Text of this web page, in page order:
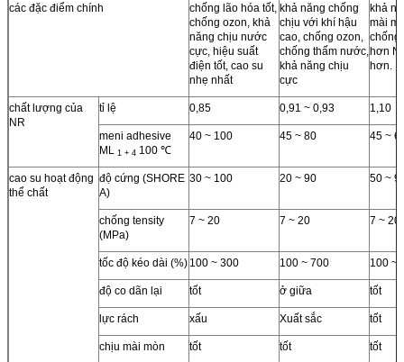
các đặc điểm chính
chống lão hóa tốt,
chống ozon, khả
năng chịu nước
cực, hiệu suất
điện tốt, cao su
nhẹ nhất
khả năng chống
chịu với khí hậu
cao, chống ozon,
chống thấm nước,
khả năng chịu
cực
khả
mài
chống
hơn
hơn.
chất lượng của
NR
tỉ lệ 0,85 0,91 ~ 0,93 1,10
meni adhesive
ML 1 + 4 100 ℃
40 ~ 100 45 ~ 80 45 ~
cao su hoạt động
thể chất
độ cứng (SHORE
A)
30 ~ 100 20 ~ 90 50 ~
chống tensity
(MPa)
7 ~ 20 7 ~ 20 7 ~ 20
tốc độ kéo dài (%) 100 ~ 300 100 ~ 700 100 ~
độ co dãn lại tốt ở giữa tốt
lực rách xấu Xuất sắc tốt
chịu mài mòn tốt tốt tốt